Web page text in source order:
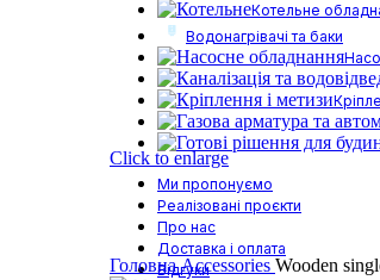
Котельне
Водонагрівачі та баки
Ми пропонуємо
Реалізовані проєкти
Про нас
Доставка і оплата
Відгуки
Click to enlarge
ГоловнаAccessories Wooden